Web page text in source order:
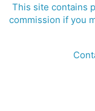
This site contains
commission if you